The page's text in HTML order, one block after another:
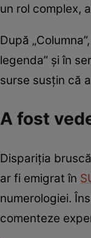
un rol complex,
După
legenda” și în
surse susțin că
A fost
Dispariția
ar fi emigrat în
numerologiei.
comenteze